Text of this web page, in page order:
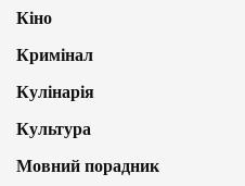
Кіно
Кримінал
Кулінарія
Культура
Мовний порадник